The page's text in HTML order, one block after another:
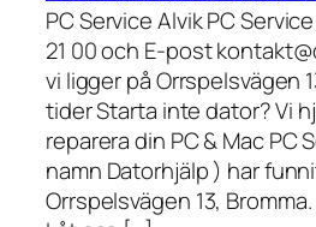
PC Service Alvik PC
21 00 och E-post
vi ligger på Orrspelsvägen
tider Starta inte dator? Vi
reparera din PC & Mac PC
namn Datorhjälp ) har
Orrspelsvägen 13,